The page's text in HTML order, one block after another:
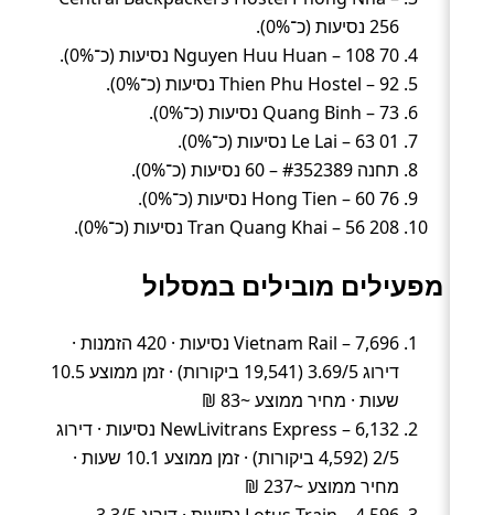
256 נסיעות (כ־0%).
70 Nguyen Huu Huan – 108 נסיעות (כ־0%).
Thien Phu Hostel – 92 נסיעות (כ־0%).
Quang Binh – 73 נסיעות (כ־0%).
01 Le Lai – 63 נסיעות (כ־0%).
תחנה #352389 – 60 נסיעות (כ־0%).
76 Hong Tien – 60 נסיעות (כ־0%).
208 Tran Quang Khai – 56 נסיעות (כ־0%).
מפעילים מובילים במסלול
Vietnam Rail – 7,696 נסיעות · 420 הזמנות ·
דירוג 3.69/5 (19,541 ביקורות) · זמן ממוצע 10.5
שעות · מחיר ממוצע ~83 ₪
NewLivitrans Express – 6,132 נסיעות · דירוג
2/5 (4,592 ביקורות) · זמן ממוצע 10.1 שעות ·
מחיר ממוצע ~237 ₪